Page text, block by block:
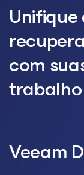
com
trabalho
Veeam